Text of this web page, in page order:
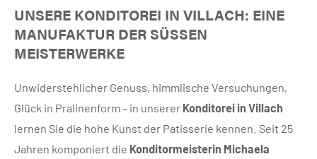
UNSERE KONDITOREI IN VILLACH: EINE
MANUFAKTUR DER SÜSSEN M
EISTERWERKE
Unwiderstehlicher Genuss, himmlische Versuchungen,
Glück in Pralinenform – in unserer Konditorei in Villach
lernen Sie die hohe Kunst der Patisserie kennen. Seit 25
Jahren komponiert die Konditormeisterin Michaela